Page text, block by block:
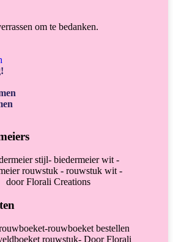
om te bedanken.